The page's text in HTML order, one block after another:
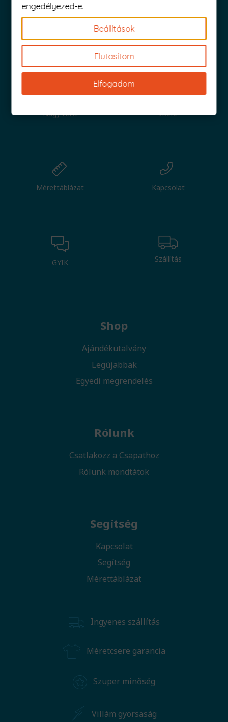
Iratkozz fel és küldjük is az 1000 Ft értékű kuponod!
Nagy tétel Csere
Mérettáblázat Kapcsolat
GYIK Szállítás
Shop
Ajándékutalvány
Legújabbak
Egyedi megrendelés
Rólunk
Csatlakozz a Csapathoz
Rólunk mondtátok
Segítség
Kapcsolat
Segítség
Mérettáblázat
Ingyenes szállítás
Méretcsere garancia
Szuper minőség
Villám gyorsaság
engedélyezed-e.
Beállítások
Elutasítom
Elfogadom